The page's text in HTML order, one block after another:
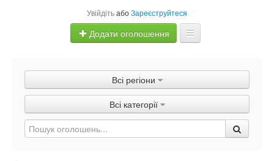
УвійдітьабоЗареєструйтеся
Додати оголошення
Оголошення
Швидка продаж
Всі регіони
Всі категорії